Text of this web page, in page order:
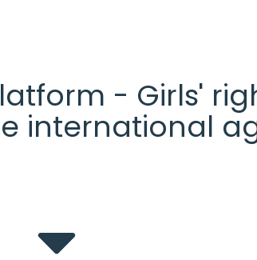
- Girls'
international